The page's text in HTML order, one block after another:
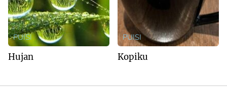
PUISI
Hujan
PUISI
Kopiku